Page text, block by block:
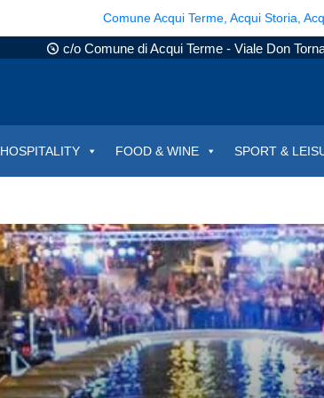
Comune Acqui Terme, Acqui Storia,
c/o Comune di Acqui Terme - Viale Don
HOSPITALITY FOOD & WINE SPORT &